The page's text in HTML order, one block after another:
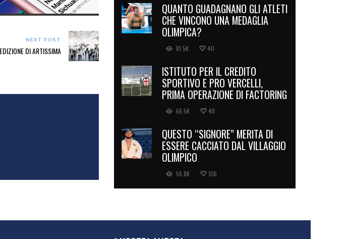
NEXT POST
DI ARTISSIMA
QUANTO GUADAGNANO GLI ATLETI
CHE VINCONO UNA MEDAGLIA
OLIMPICA?
81.5K 40
ISTITUTO PER IL CREDITO
SPORTIVO E PRO VERCELLI,
PRIMA OPERAZIONE DI FACTORING
66.5K 48
QUESTO “SIGNORE” MERITA DI
ESSERE CACCIATO DAL VILLAGGIO
OLIMPICO
56.8K 106